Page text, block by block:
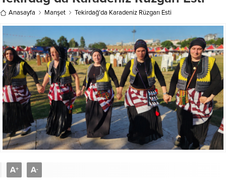
Anasayfa Manşet Tekirdağ’da Karadeniz Rüzgarı Esti
A+ A-